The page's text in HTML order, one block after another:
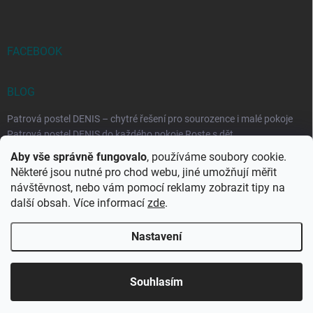
Aby vše správně fungovalo, používáme soubory cookie.
Některé jsou nutné pro chod webu, jiné umožňují měřit
návštěvnost, nebo vám pomocí reklamy zobrazit tipy na
další obsah. Více informací zde.
Nastavení
Souhlasím
FACEBOOK
BLOG
Patrová postel DENIS – chytré řešení pro sourozence i malé pokoje
Patrová postel DENIS do každého pokoje Roste s dět...
Rozkládací postele RELAX – ideální řešení pro malé prostory i
každodenní spaní
Rozkládací postel, která se přizpůsobí vašemu živo...
Copyright 2026DK-obchod.cz. Všechna práva vyhrazena.Upravit
nastavení cookies